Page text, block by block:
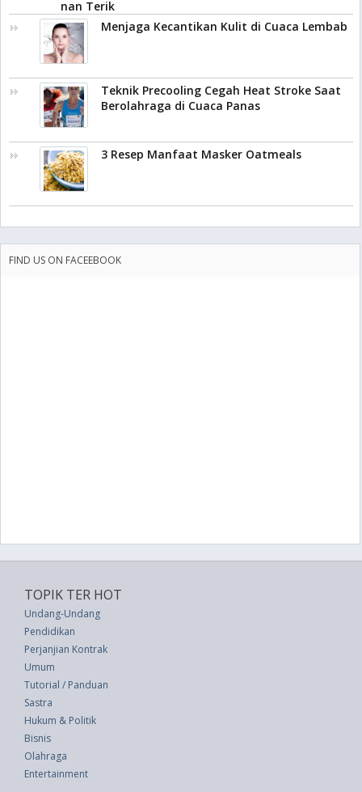
nan Terik
Menjaga Kecantikan Kulit di Cuaca Lembab
Teknik Precooling Cegah Heat Stroke Saat
Berolahraga di Cuaca Panas
3 Resep Manfaat Masker Oatmeals
FIND US ON FACEEBOOK
TOPIK TER HOT
Undang-Undang
Pendidikan
Perjanjian Kontrak
Umum
Tutorial / Panduan
Sastra
Hukum & Politik
Bisnis
Olahraga
Entertainment